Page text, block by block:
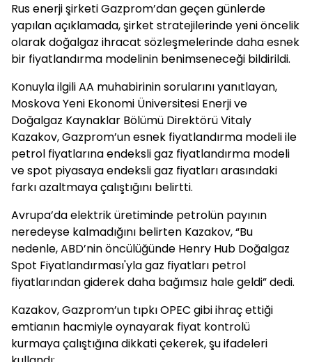
Rus enerji şirketi Gazprom’dan geçen günlerde
yapılan açıklamada, şirket stratejilerinde yeni öncelik
olarak doğalgaz ihracat sözleşmelerinde daha esnek
bir fiyatlandırma modelinin benimseneceği bildirildi.
Konuyla ilgili AA muhabirinin sorularını yanıtlayan,
Moskova Yeni Ekonomi Üniversitesi Enerji ve
Doğalgaz Kaynaklar Bölümü Direktörü Vitaly
Kazakov, Gazprom’un esnek fiyatlandırma modeli ile
petrol fiyatlarına endeksli gaz fiyatlandırma modeli
ve spot piyasaya endeksli gaz fiyatları arasındaki
farkı azaltmaya çalıştığını belirtti.
Avrupa’da elektrik üretiminde petrolün payının
neredeyse kalmadığını belirten Kazakov, “Bu
nedenle, ABD’nin öncülüğünde Henry Hub Doğalgaz
Spot Fiyatlandırması'yla gaz fiyatları petrol
fiyatlarından giderek daha bağımsız hale geldi” dedi.
Kazakov, Gazprom’un tıpkı OPEC gibi ihraç ettiği
emtianın hacmiyle oynayarak fiyat kontrolü
kurmaya çalıştığına dikkati çekerek, şu ifadeleri